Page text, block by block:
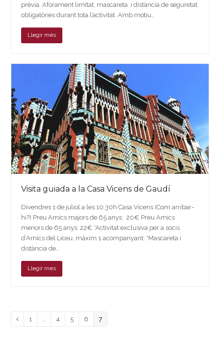
prèvia. Aforament limitat, mascareta i distància de seguretat
obligatòries durant tota l’activitat. Amb motiu…
Llegir més
Visita guiada a la Casa Vicens de Gaudí
Divendres 1 de juliol a les 10.30h Casa Vicens (Com arribar-
hi?) Preu Amics majors de 65 anys: 20€ Preu Amics
menors de 65 anys: 22€ *Activitat exclusiva per a socis
d’Amics del Liceu, màxim 1 acompanyant. *Mascareta i
distància de…
Llegir més
Previous
Page
1 Page
4 Page
5 Page
6 Page
7